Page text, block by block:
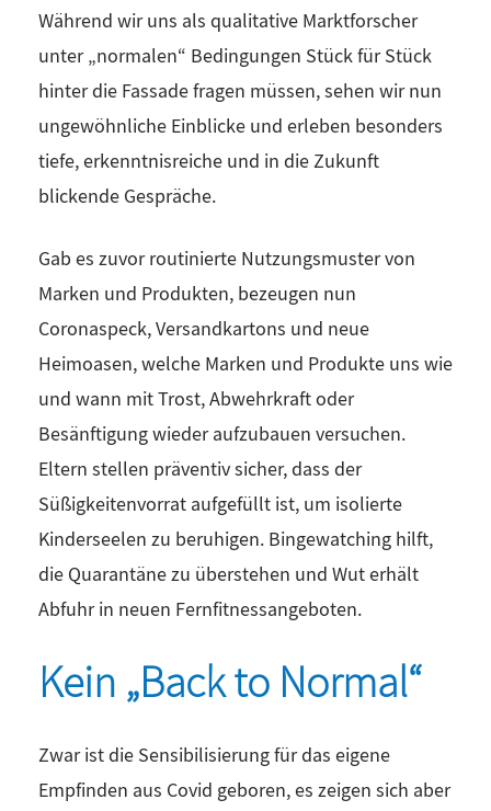
Während wir uns als qualitative Marktforscher
unter „normalen“ Bedingungen Stück für Stück
hinter die Fassade fragen müssen, sehen wir nun
ungewöhnliche Einblicke und erleben besonders
tiefe, erkenntnisreiche und in die Zukunft
blickende Gespräche.
Gab es zuvor routinierte Nutzungsmuster von
Marken und Produkten, bezeugen nun
Coronaspeck, Versandkartons und neue
Heimoasen, welche Marken und Produkte uns wie
und wann mit Trost, Abwehrkraft oder
Besänftigung wieder aufzubauen versuchen.
Eltern stellen präventiv sicher, dass der
Süßigkeitenvorrat aufgefüllt ist, um isolierte
Kinderseelen zu beruhigen. Bingewatching hilft,
die Quarantäne zu überstehen und Wut erhält
Abfuhr in neuen Fernfitnessangeboten.
Kein „Back to Normal“
Zwar ist die Sensibilisierung für das eigene
Empfinden aus Covid geboren, es zeigen sich aber